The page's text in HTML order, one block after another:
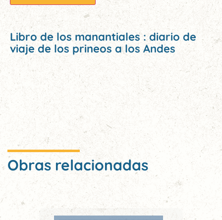
Libro de los manantiales : diario de
viaje de los prineos a los Andes
Obras relacionadas